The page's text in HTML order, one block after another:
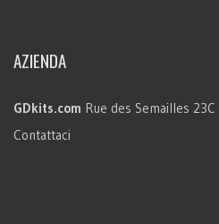
AZIENDA
GDkits.com Rue des Semailles 23C
Contattaci